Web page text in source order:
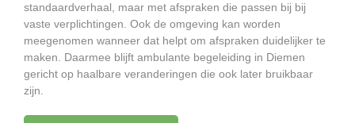
standaardverhaal, maar met afspraken die passen bij bij
vaste verplichtingen. Ook de omgeving kan worden
meegenomen wanneer dat helpt om afspraken duidelijker te
maken. Daarmee blijft ambulante begeleiding in Diemen
gericht op haalbare veranderingen die ook later bruikbaar
zijn.